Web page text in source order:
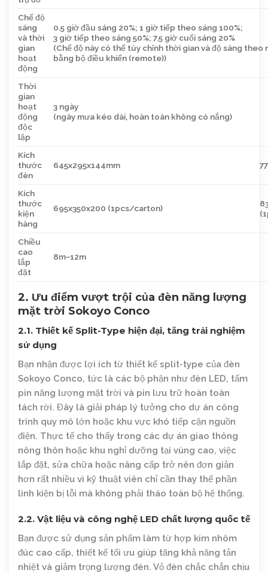
Chế độ
sáng
và thời
gian
hoạt
động
0.5 giờ đầu sáng 20%; 1 giờ tiếp theo sáng 100%;
3 giờ tiếp theo sáng 50%; 7.5 giờ cuối sáng 20%
(Chế độ này có thể tùy chỉnh thời gian và độ sáng theo
bằng bộ điều khiển (remote))
Thời
gian
hoạt
động
độc
lập
3 ngày
(ngày mưa kéo dài, hoàn toàn không có nắng)
Kích
thước
đèn
645x295x144mm
Kích
thước
kiện
hàng
695x350x200 (1pcs/carton)
Chiều
cao
lắp
đặt
8m~12m
2. Ưu điểm vượt trội của đèn năng lượng
mặt trời Sokoyo Conco
2.1. Thiết kế Split-Type hiện đại, tăng trải nghiệm
sử dụng
Bạn nhận được lợi ích từ thiết kế split-type của đèn
Sokoyo Conco, tức là các bộ phận như đèn LED, tấm
pin năng lượng mặt trời và pin lưu trữ hoàn toàn
tách rời. Đây là giải pháp lý tưởng cho dự án công
trình quy mô lớn hoặc khu vực khó tiếp cận nguồn
điện. Thực tế cho thấy trong các dự án giao thông
nông thôn hoặc khu nghỉ dưỡng tại vùng cao, việc
lắp đặt, sửa chữa hoặc nâng cấp trở nên đơn giản
hơn rất nhiều vì kỹ thuật viên chỉ cần thay thế phần
linh kiện bị lỗi mà không phải tháo toàn bộ hệ thống.
2.2. Vật liệu và công nghệ LED chất lượng quốc tế
Bạn được sử dụng sản phẩm làm từ hợp kim nhôm
đúc cao cấp, thiết kế tối ưu giúp tăng khả năng tản
nhiệt và giảm trọng lượng đèn. Vỏ đèn chắc chắn chịu